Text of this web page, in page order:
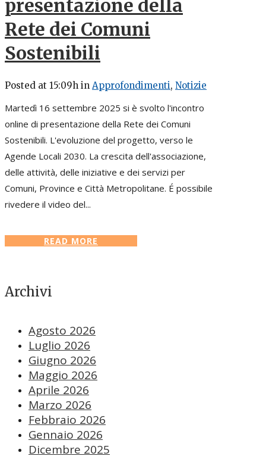
presentazione della
Rete dei Comuni
Sostenibili
Posted at 15:09h in Approfondimenti, Notizie
Martedì 16 settembre 2025 si è svolto l'incontro
online di presentazione della Rete dei Comuni
Sostenibili. L'evoluzione del progetto, verso le
Agende Locali 2030. La crescita dell'associazione,
delle attività, delle iniziative e dei servizi per
Comuni, Province e Città Metropolitane. É possibile
rivedere il video del...
READ MORE
Archivi
Agosto 2026
Luglio 2026
Giugno 2026
Maggio 2026
Aprile 2026
Marzo 2026
Febbraio 2026
Gennaio 2026
Dicembre 2025